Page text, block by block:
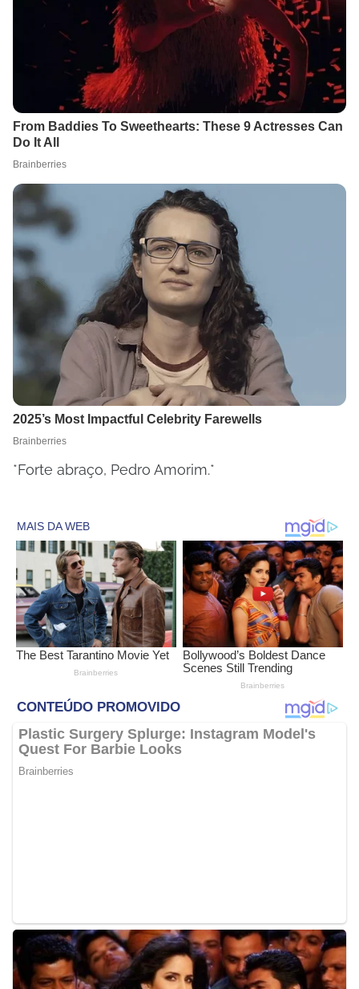
*Forte abraço, Pedro Amorim.*